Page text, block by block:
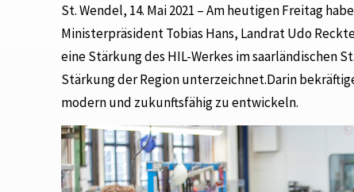
St. Wendel, 14. Mai 2021 – Am heutigen Freitag
Ministerpräsident Tobias Hans, Landrat Udo
eine Stärkung des HIL-Werkes im saarländischen
Stärkung der Region unterzeichnet.Darin
modern und zukunftsfähig zu entwickeln.